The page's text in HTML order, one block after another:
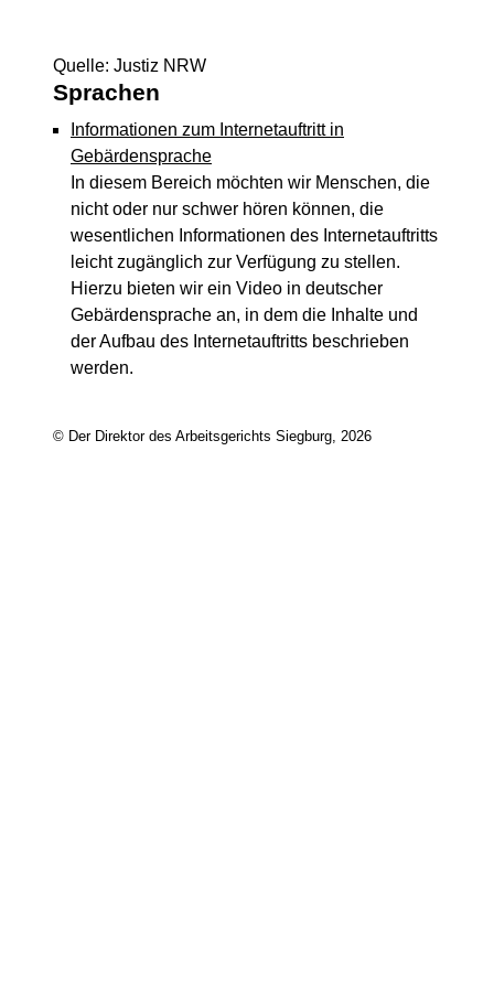
Quelle: Justiz NRW
Sprachen
Informationen zum Internetauftritt in
Gebärdensprache
In diesem Bereich möchten wir Menschen, die
nicht oder nur schwer hören können, die
wesentlichen Informationen des Internetauftritts
leicht zugänglich zur Verfügung zu stellen.
Hierzu bieten wir ein Video in deutscher
Gebärdensprache an, in dem die Inhalte und
der Aufbau des Internetauftritts beschrieben
werden.
© Der Direktor des Arbeitsgerichts Siegburg, 2026